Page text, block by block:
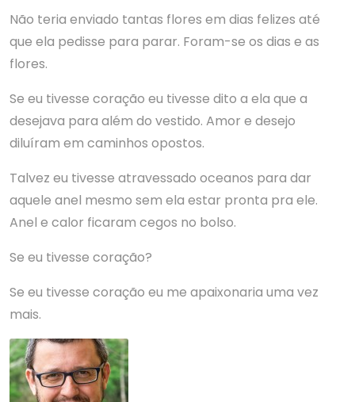
Não teria enviado tantas flores em dias felizes até
que ela pedisse para parar. Foram-se os dias e as
flores.
Se eu tivesse coração eu tivesse dito a ela que a
desejava para além do vestido. Amor e desejo
diluíram em caminhos opostos.
Talvez eu tivesse atravessado oceanos para dar
aquele anel mesmo sem ela estar pronta pra ele.
Anel e calor ficaram cegos no bolso.
Se eu tivesse coração?
Se eu tivesse coração eu me apaixonaria uma vez
mais.